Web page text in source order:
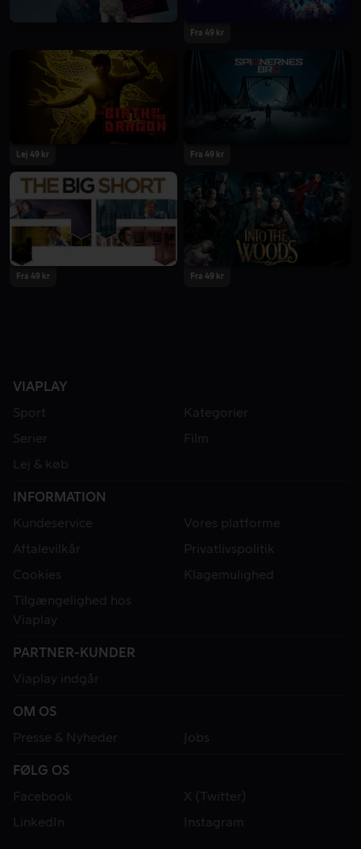
Fra 49 kr
Lej 49 kr Fra 49 kr
Fra 49 kr Fra 49 kr
VIAPLAY
Sport
Kategorier
Serier
Film
Lej & køb
INFORMATION
Kundeservice
Vores platforme
Aftalevilkår
Privatlivspolitik
Cookies
Klagemulighed
Tilgængelighed hos
Viaplay
PARTNER-KUNDER
Viaplay indgår
OM OS
Presse & Nyheder
Jobs
FØLG OS
Facebook
X (Twitter)
LinkedIn
Instagram